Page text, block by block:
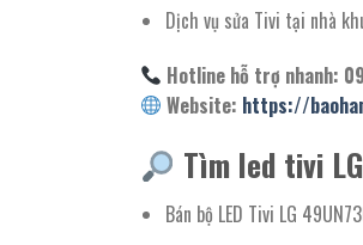
Dịch vụ sửa Tivi tại nhà
Hotline hỗ trợ nhanh:
Website: https://
Tìm led tivi
Bán bộ LED Tivi LG